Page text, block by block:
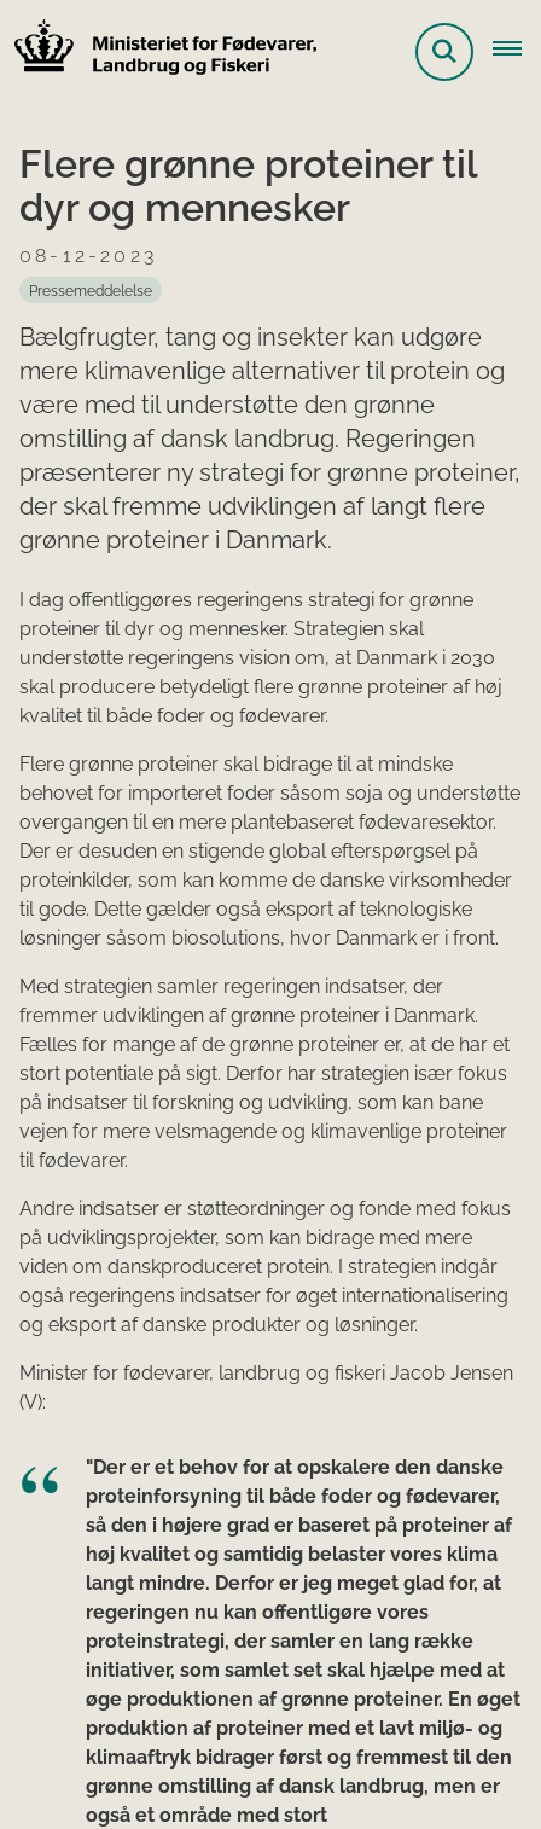
Flere grønne proteiner til
dyr og mennesker
08-12-2023
Pressemeddelelse
Bælgfrugter, tang og insekter kan udgøre
mere klimavenlige alternativer til protein og
være med til understøtte den grønne
omstilling af dansk landbrug. Regeringen
præsenterer ny strategi for grønne proteiner,
der skal fremme udviklingen af langt flere
grønne proteiner i Danmark.
I dag offentliggøres regeringens strategi for grønne
proteiner til dyr og mennesker. Strategien skal
understøtte regeringens vision om, at Danmark i 2030
skal producere betydeligt flere grønne proteiner af høj
kvalitet til både foder og fødevarer.
Flere grønne proteiner skal bidrage til at mindske
behovet for importeret foder såsom soja og understøtte
overgangen til en mere plantebaseret fødevaresektor.
Der er desuden en stigende global efterspørgsel på
proteinkilder, som kan komme de danske virksomheder
til gode. Dette gælder også eksport af teknologiske
løsninger såsom biosolutions, hvor Danmark er i front.
Med strategien samler regeringen indsatser, der
fremmer udviklingen af grønne proteiner i Danmark.
Fælles for mange af de grønne proteiner er, at de har et
stort potentiale på sigt. Derfor har strategien især fokus
på indsatser til forskning og udvikling, som kan bane
vejen for mere velsmagende og klimavenlige proteiner
til fødevarer.
Andre indsatser er støtteordninger og fonde med fokus
på udviklingsprojekter, som kan bidrage med mere
viden om danskproduceret protein. I strategien indgår
også regeringens indsatser for øget internationalisering
og eksport af danske produkter og løsninger.
Minister for fødevarer, landbrug og fiskeri Jacob Jensen
(V):
"Der er et behov for at opskalere den danske
proteinforsyning til både foder og fødevarer,
så den i højere grad er baseret på proteiner af
høj kvalitet og samtidig belaster vores klima
langt mindre. Derfor er jeg meget glad for, at
regeringen nu kan offentligøre vores
proteinstrategi, der samler en lang række
initiativer, som samlet set skal hjælpe med at
øge produktionen af grønne proteiner. En øget
produktion af proteiner med et lavt miljø- og
klimaaftryk bidrager først og fremmest til den
grønne omstilling af dansk landbrug, men er
også et område med stort